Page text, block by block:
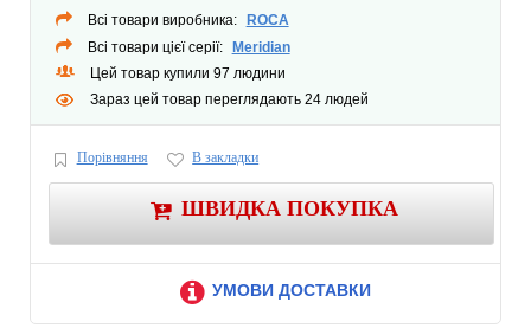
Всі товари виробника:
ROCA
Всі товари цієї серії:
Meridian
Цей товар купили 97 людини
Зараз цей товар переглядають 24 людей
Порівняння В закладки
ШВИДКА ПОКУПКА
УМОВИ ДОСТАВКИ